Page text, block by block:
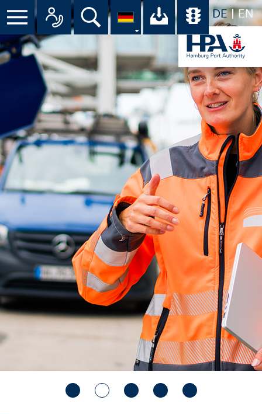
DE EN
Menü Alle Ansprechpartner im
Suche Ihr Download-